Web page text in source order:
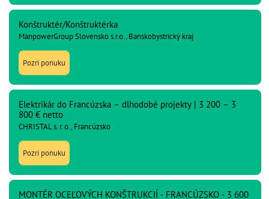
Konštruktér/Konštruktérka
ManpowerGroup Slovensko s.r.o., Banskobystrický kraj
Pozri ponuku
Elektrikár do Francúzska – dlhodobé projekty | 3 200 – 3
800 € netto
CHRISTAL s. r. o., Francúzsko
Pozri ponuku
MONTÉR OCEĽOVÝCH KONŠTRUKCIÍ - FRANCÚZSKO - 3 600